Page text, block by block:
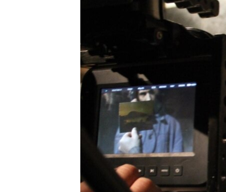
УКРАИНСКАЯ ПРОБЛЕМА КРЫМА